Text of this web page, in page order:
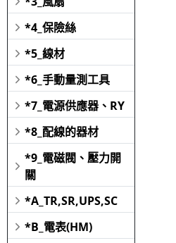
*4_保險絲
*5_線材
*6_手動量測工具
*7_電源供應器、RY
*8_配線的器材
*9_電磁閥、壓力開
關
*A_TR,SR,UPS,SC
*B_電表(HM)